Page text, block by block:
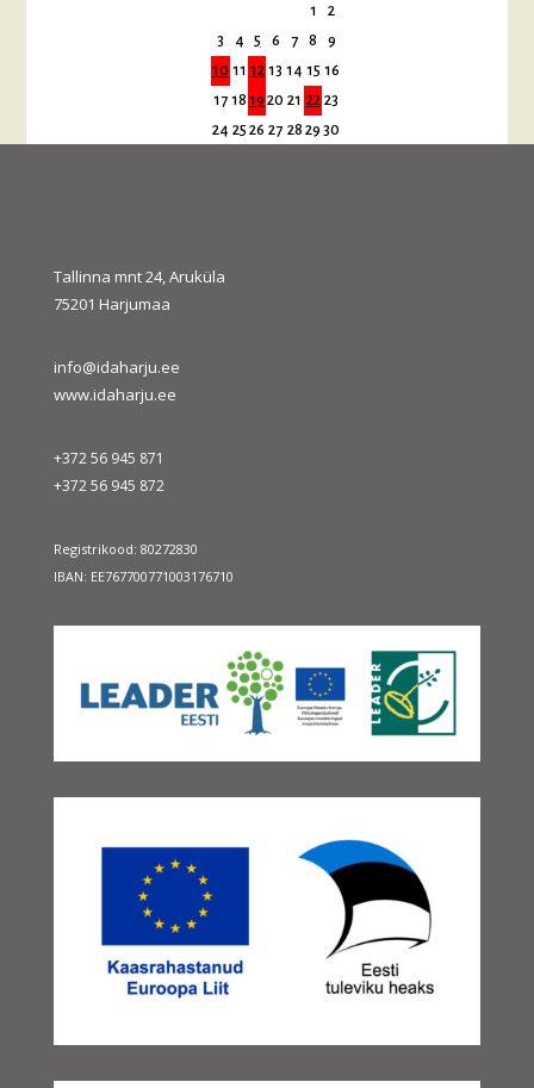
1
2
3
4 5 6 7 8
9
10 11 12 13 14 15 16
17 18 19 20 21 22 23
24 25 26 27 28 29 30
Tallinna mnt 24, Aruküla
75201 Harjumaa
info@idaharju.ee
www.idaharju.ee
+372 56 945 871
+372 56 945 872
Registrikood: 80272830
IBAN: EE767700771003176710